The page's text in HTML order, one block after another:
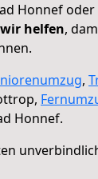
Honnef oder
wir helfen,
,
Honnef.